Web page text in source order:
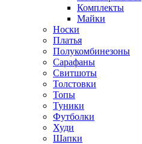
Комплекты
Майки
Носки
Платья
Полукомбинезоны
Сарафаны
Свитшоты
Толстовки
Топы
Туники
Футболки
Худи
Шапки